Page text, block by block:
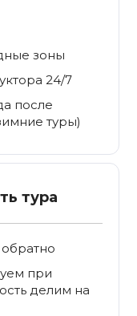
зоны
24/7
после
туры)
тура
при
делим на